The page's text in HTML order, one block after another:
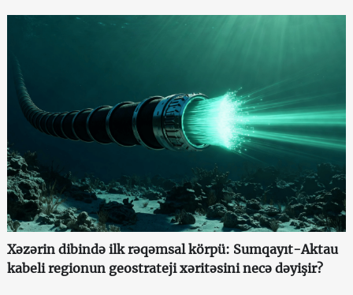
Xəzərin dibində ilk rəqəmsal körpü: Sumqayıt-Aktau
kabeli regionun geostrateji xəritəsini necə dəyişir?